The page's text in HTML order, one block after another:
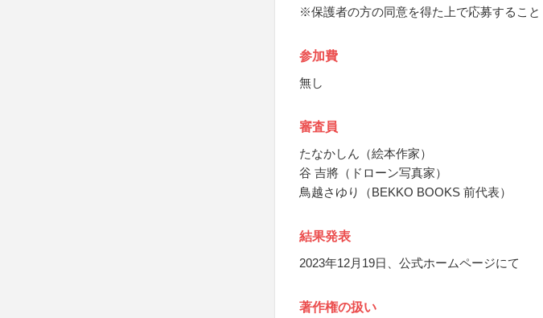
※保護者の方の同意を得た上で応募すること
参加費
無し
審査員
たなかしん（絵本作家）
谷 吉將（ドローン写真家）
鳥越さゆり（BEKKO BOOKS 前代表）
結果発表
2023年12月19日、公式ホームページにて
著作権の扱い